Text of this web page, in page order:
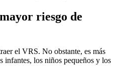
riesgo de
el VRS. No obstante, es más
infantes, los niños pequeños y los